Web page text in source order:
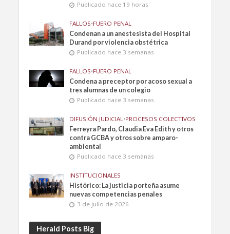
Publicado hace 19 horas
FALLOS•FUERO PENAL
Condenan a un anestesista del Hospital
Durand por violencia obstétrica
Publicado hace 3 semanas
FALLOS•FUERO PENAL
Condena a preceptor por acoso sexual a
tres alumnas de un colegio
Publicado hace 3 semanas
DIFUSIÓN JUDICIAL•PROCESOS COLECTIVOS
Ferreyra Pardo, Claudia Eva Edith y otros
contra GCBA y otros sobre amparo-
ambiental
Publicado hace 3 semanas
INSTITUCIONALES
Histórico: La justicia porteña asume
nuevas competencias penales
3 de julio de 2026
Herald Posts Big